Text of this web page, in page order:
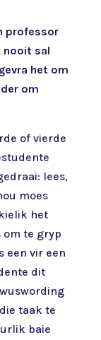
professor
nooit sal
het om
om
of vierde
lees,
moes
het
om te gryp
een vir een
dit
taak te
baie